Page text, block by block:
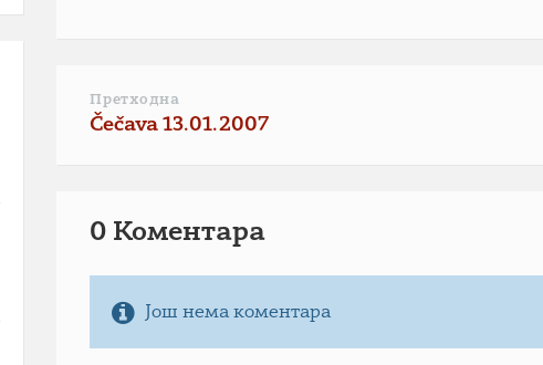
Претходна
Čečava 13.01.2007
0 Коментарa
Још нема коментара